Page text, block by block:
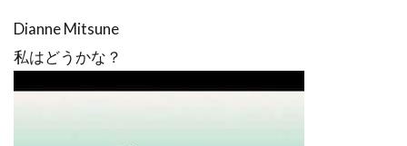
Dianne Mitsune
私はどうかな？